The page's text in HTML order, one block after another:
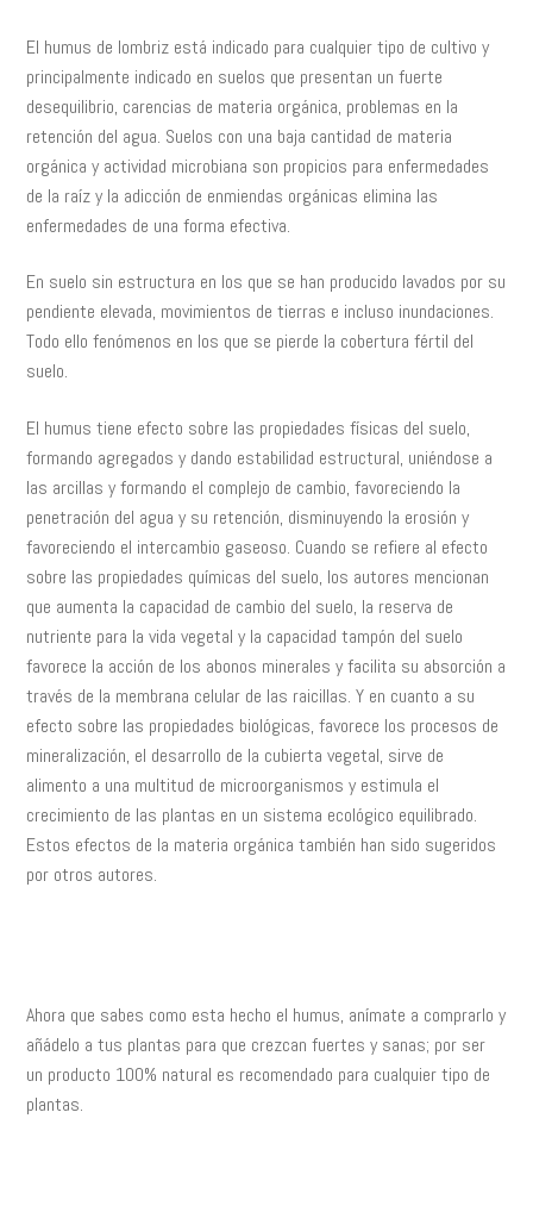
El humus de lombriz está indicado para cualquier tipo de cultivo y
principalmente indicado en suelos que presentan un fuerte
desequilibrio, carencias de materia orgánica, problemas en la
retención del agua. Suelos con una baja cantidad de materia
orgánica y actividad microbiana son propicios para enfermedades
de la raíz y la adicción de enmiendas orgánicas elimina las
enfermedades de una forma efectiva.
En suelo sin estructura en los que se han producido lavados por su
pendiente elevada, movimientos de tierras e incluso inundaciones.
Todo ello fenómenos en los que se pierde la cobertura fértil del
suelo.
El humus tiene efecto sobre las propiedades físicas del suelo,
formando agregados y dando estabilidad estructural, uniéndose a
las arcillas y formando el complejo de cambio, favoreciendo la
penetración del agua y su retención, disminuyendo la erosión y
favoreciendo el intercambio gaseoso. Cuando se refiere al efecto
sobre las propiedades químicas del suelo, los autores mencionan
que aumenta la capacidad de cambio del suelo, la reserva de
nutriente para la vida vegetal y la capacidad tampón del suelo
favorece la acción de los abonos minerales y facilita su absorción a
través de la membrana celular de las raicillas. Y en cuanto a su
efecto sobre las propiedades biológicas, favorece los procesos de
mineralización, el desarrollo de la cubierta vegetal, sirve de
alimento a una multitud de microorganismos y estimula el
crecimiento de las plantas en un sistema ecológico equilibrado.
Estos efectos de la materia orgánica también han sido sugeridos
por otros autores.
Ahora que sabes como esta hecho el humus, anímate a comprarlo y
añádelo a tus plantas para que crezcan fuertes y sanas; por ser
un producto 100% natural es recomendado para cualquier tipo de
plantas.